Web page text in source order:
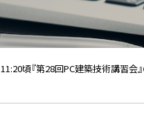
11:20頃『第28回PC建築技術講習会